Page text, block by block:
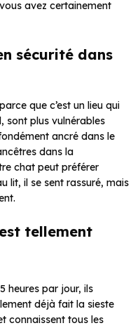
avez certainement
sécurité dans
que c’est un lieu qui
sont plus vulnérables
ancré dans le
dans la
chat peut préférer
lit, il se sent rassuré, mais
tellement
heures par jour, ils
déjà fait la sieste
connaissent tous les